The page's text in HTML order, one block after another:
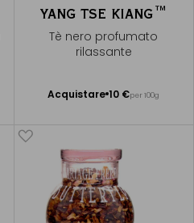
YANG TSE KIANG™
Tè nero profumato
rilassante
Acquistare 10 €per 100g
Aggiungere